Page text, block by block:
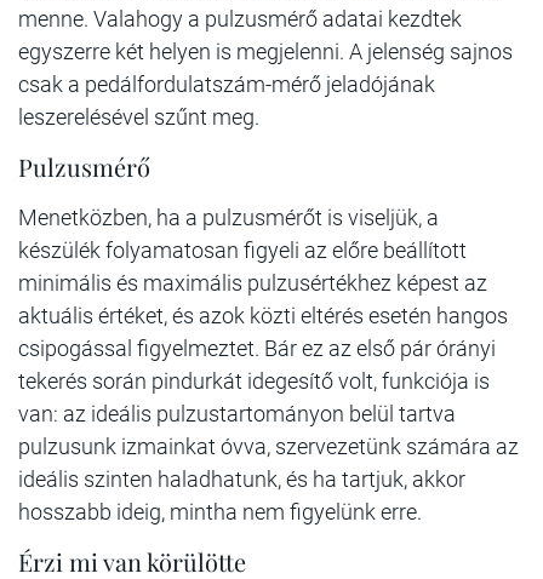
menne. Valahogy a pulzusmérő adatai kezdtek
egyszerre két helyen is megjelenni. A jelenség sajnos
csak a pedálfordulatszám-mérő jeladójának
leszerelésével szűnt meg.
Pulzusmérő
Menetközben, ha a pulzusmérőt is viseljük, a
készülék folyamatosan figyeli az előre beállított
minimális és maximális pulzusértékhez képest az
aktuális értéket, és azok közti eltérés esetén hangos
csipogással figyelmeztet. Bár ez az első pár órányi
tekerés során pindurkát idegesítő volt, funkciója is
van: az ideális pulzustartományon belül tartva
pulzusunk izmainkat óvva, szervezetünk számára az
ideális szinten haladhatunk, és ha tartjuk, akkor
hosszabb ideig, mintha nem figyelünk erre.
Érzi mi van körülötte